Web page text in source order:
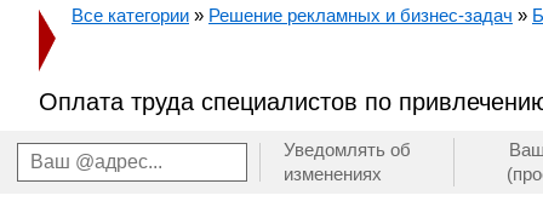
Все категории » Решение рекламных и бизнес-задач »
Оплата труда специалистов по
Уведомлять об
изменениях